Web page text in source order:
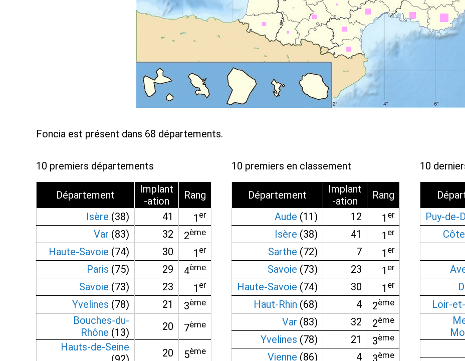
Foncia est présent dans 68 départements.
10 premiers départements
Département
Implant
-ation
Rang
Isère (38) 41 1 er
Var (83) 32 2ème
Haute-Savoie (74) 30 1 er
Paris (75) 29 4ème
Savoie (73) 23 1 er
Yvelines (78) 21 3ème
Bouches-du-
Rhône (13) 20 7ème
Hauts-de-Seine
20 5ème
10 premiers en classement
Département
Implant
-ation
Rang
Aude (11) 12 1 er
Isère (38) 41 1 er
Sarthe (72) 7 1 er
Savoie (73) 23 1 er
Haute-Savoie (74) 30 1 er
Haut-Rhin (68) 4 2ème
Var (83) 32 2ème
Yvelines (78) 21 3ème
Vienne (86) 4 3ème
10
Puy-de-
Loir-